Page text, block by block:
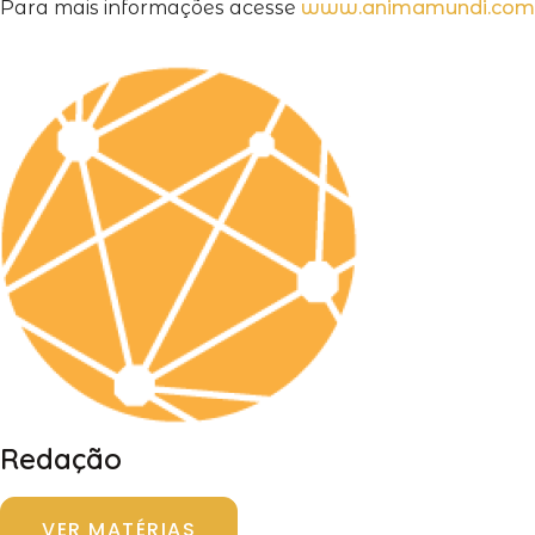
Para mais informações acesse
Redação
VER MATÉRIAS